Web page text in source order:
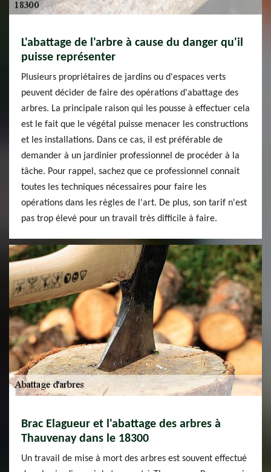
L'abattage de l'arbre à cause du danger qu'il
puisse représenter
Plusieurs propriétaires de jardins ou d'espaces verts
peuvent décider de faire des opérations d'abattage des
arbres. La principale raison qui les pousse à effectuer cela
est le fait que le végétal puisse menacer les constructions
et les installations. Dans ce cas, il est préférable de
demander à un jardinier professionnel de procéder à la
tâche. Pour rappel, sachez que ce professionnel connait
toutes les techniques nécessaires pour faire les
opérations dans les règles de l'art. De plus, son tarif n'est
pas trop élevé pour un travail très difficile à faire.
Brac Elagueur et l'abattage des arbres à
Thauvenay dans le 18300
Un travail de mise à mort des arbres est souvent effectué